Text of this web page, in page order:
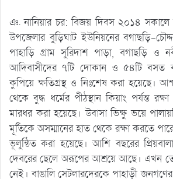
ঞ. নানিয়ার চর: বিজয় দিবস ২০১৪ সকালে
উপজেলার বুড়িঘাট ইউনিয়নের বগাছড়ি-
পাহাড়ি গ্রাম সুরিদাশ পাড়া, বগাছড়ি ও
আদিবাসীদের ৭টি দোকান ও ৫৪টি বসত
কুপিয়ে ক্ষতিগ্রস্থ ও নিঃশেষ করা হয়েছে।
থেকে বুদ্ধ ধর্মের পীঠস্থান কিয়াং পর্যন্ত
মারধর করা হয়েছে। উবাসা ভিক্ষু ভয়ে
মূর্তিকে অসম্মানের হাত থেকে রক্ষা করতে
ভূলুন্ঠিত করা হয়েছে। আশি বছরের
দেবরের ছেলে অরূপের আশ্রয়ে আছে। এখন
নেই। বাঙালি সেটলারদেরকে পাহাড়ী